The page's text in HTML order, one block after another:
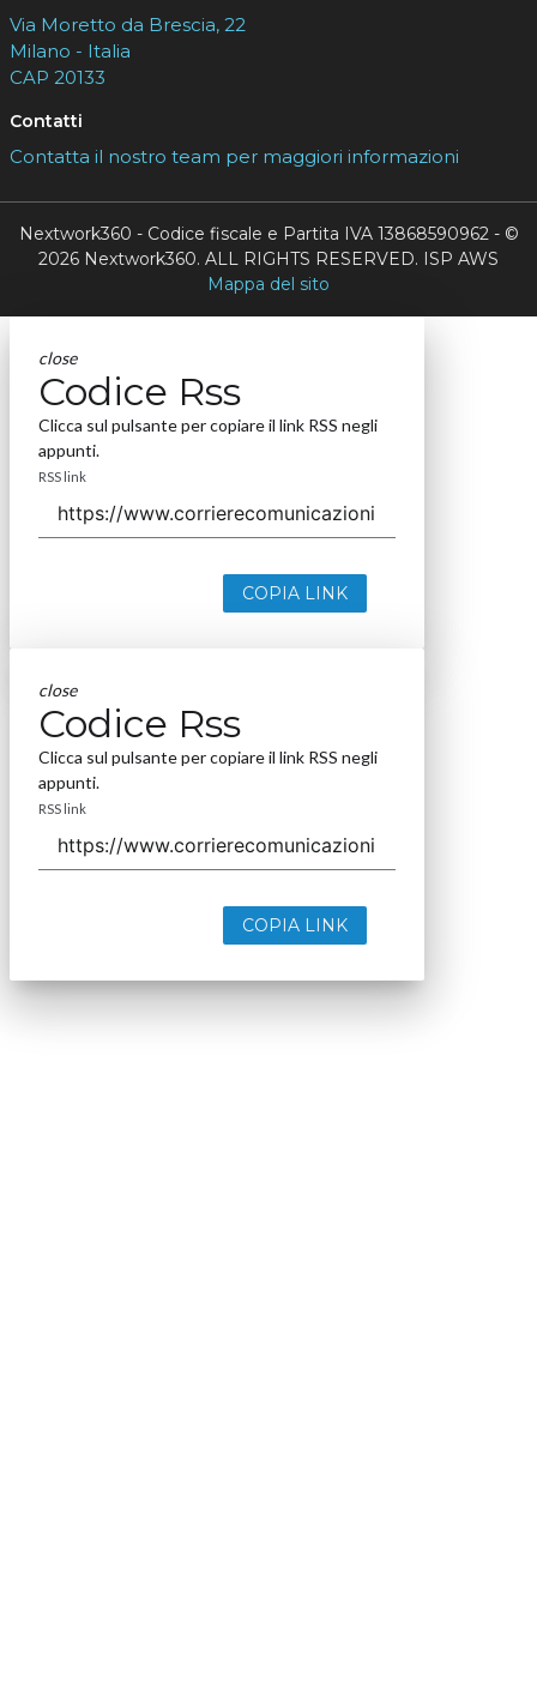
Via Moretto da Brescia, 22
Milano - Italia
CAP 20133
Contatti
Contatta il nostro team per maggiori informazioni
Nextwork360 - Codice fiscale e Partita IVA 13868590962 - ©
2026 Nextwork360. ALL RIGHTS RESERVED. ISP AWS
Mappa del sito
close
Codice Rss
Clicca sul pulsante per copiare il link RSS negli
appunti.
RSS link
COPIA LINK
close
Codice Rss
Clicca sul pulsante per copiare il link RSS negli
appunti.
RSS link
COPIA LINK